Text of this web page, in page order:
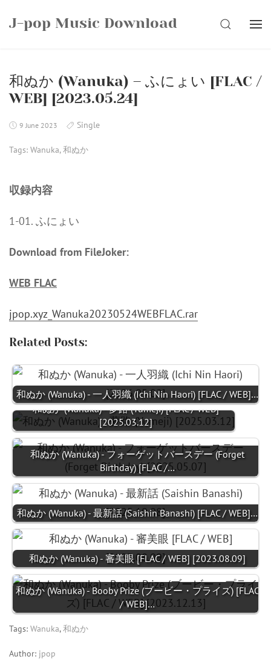
J-pop Music Download SEARCH
和ぬか (Wanuka) – ふにょい [FLAC /
WEB] [2023.05.24]
9 June 2023 Single
Tags: Wanuka,和ぬか
収録内容
1-01. ふにょい
Download from FileJoker:
WEB FLAC
jpop.xyz_Wanuka20230524WEBFLAC.rar
Related Posts:
和ぬか (Wanuka) - 一人羽織 (Ichi Nin Haori) [FLAC / WEB]…
和ぬか (Wanuka) - 夢路 (Yumeji) [FLAC / WEB]
[2025.03.12]
和ぬか (Wanuka) - フォーゲットバースデー (Forget
Birthday) [FLAC /…
和ぬか (Wanuka) - 最新話 (Saishin Banashi) [FLAC / WEB]…
和ぬか (Wanuka) - 審美眼 [FLAC / WEB] [2023.08.09]
和ぬか (Wanuka) - Booby Prize (ブービー・プライズ) [FLAC
/ WEB]…
Tags: Wanuka,和ぬか
Author: jpop